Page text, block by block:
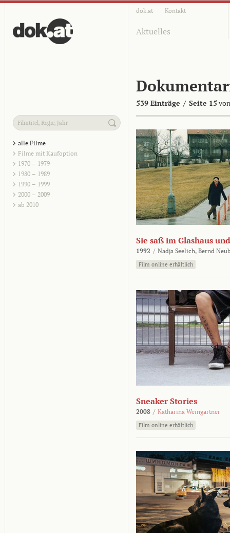
dok.at Kontakt
Aktuelles
539 Einträge / Seite 15
alle Filme
Filme mit Kaufoption
1970 – 1979
1980 – 1989
1990 – 1999
2000 – 2009
ab 2010
Sie saß im Glashaus
1992 / Nadja Seelich, Bernd
Film online erhältlich
Sneaker Stories
2008 / Katharina Weingartner
Film online erhältlich